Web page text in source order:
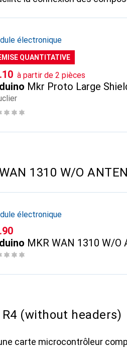
électronique
QUANTITATIVE
à partir de 2 pièces
Mkr Proto Large
1310 W/O
électronique
MKR WAN 1310 W/O
R4 (without headers)
carte microcontrôleur